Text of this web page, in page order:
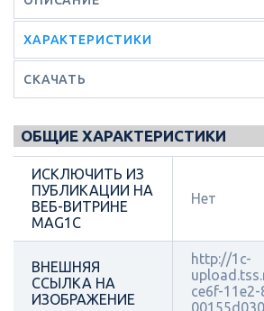
ХАРАКТЕРИСТИКИ
СКАЧАТЬ
ОБЩИЕ ХАРАКТЕРИСТИКИ
ИСКЛЮЧИТЬ ИЗ
ПУБЛИКАЦИИ НА
ВЕБ-ВИТРИНЕ
MAG1C
Нет
ВНЕШНЯЯ
ССЫЛКА НА
ИЗОБРАЖЕНИЕ
http://1c-
ce6f-11e2-